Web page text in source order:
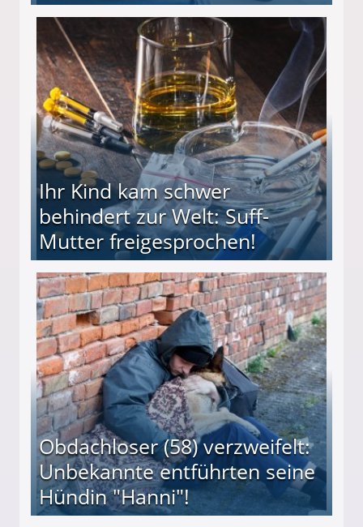
(34) in den finanziellen Ruin!
Ihr Kind kam schwer
behindert zur Welt: Suff-
Mutter freigesprochen!
Mutter freigesprochen!
Obdachloser (58) verzweifelt:
Unbekannte entführten seine
Hündin "Hanni"!